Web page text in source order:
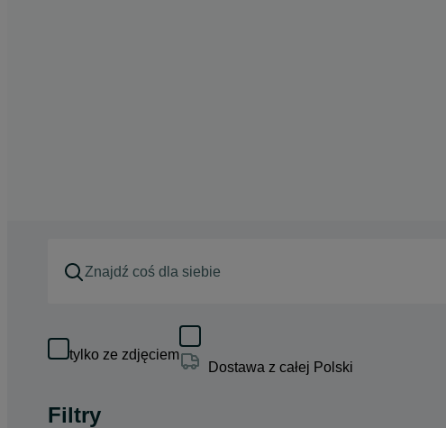
tylko ze zdjęciem
Dostawa z całej Polski
Filtry